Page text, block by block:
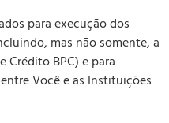
para execução dos
mas não somente, a
Crédito BPC) e para
Você e as Instituições